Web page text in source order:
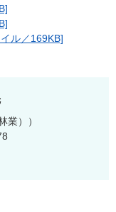
ル／169KB]
業）